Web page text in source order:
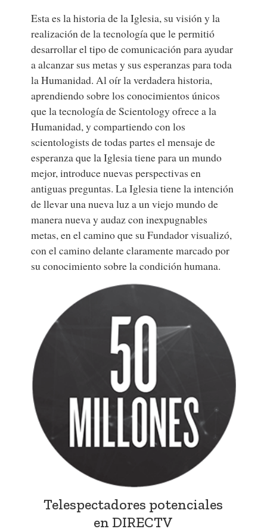
Esta es la historia de la Iglesia, su visión y la
realización de la tecnología que le permitió
desarrollar el tipo de comunicación para ayudar
a alcanzar sus metas y sus esperanzas para toda
la Humanidad. Al oír la verdadera historia,
aprendiendo sobre los conocimientos únicos
que la tecnología de Scientology ofrece a la
Humanidad, y compartiendo con los
scientologists de todas partes el mensaje de
esperanza que la Iglesia tiene para un mundo
mejor, introduce nuevas perspectivas en
antiguas preguntas. La Iglesia tiene la intención
de llevar una nueva luz a un viejo mundo de
manera nueva y audaz con inexpugnables
metas, en el camino que su Fundador visualizó,
con el camino delante claramente marcado por
su conocimiento sobre la condición humana.
Telespectadores potenciales
en DIRECTV